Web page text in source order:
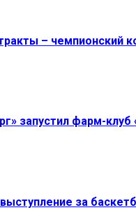
– чемпионский
запустил фарм-
за